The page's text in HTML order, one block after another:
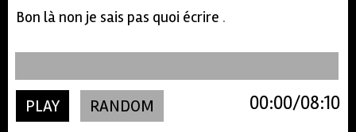
Bon là non je sais pas quoi écrire .
PLAY RANDOM 08:10
00:00